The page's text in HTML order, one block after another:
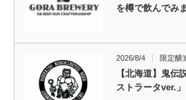
を樽で飲んでみ
2026/8/4 限定醸
【北海道】鬼伝
ストラータver.